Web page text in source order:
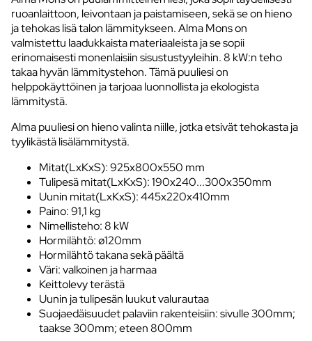
ruoanlaittoon, leivontaan ja paistamiseen, sekä se on hieno
ja tehokas lisä talon lämmitykseen. Alma Mons on
valmistettu laadukkaista materiaaleista ja se sopii
erinomaisesti monenlaisiin sisustustyyleihin. 8 kW:n teho
takaa hyvän lämmitystehon. Tämä puuliesi on
helppokäyttöinen ja tarjoaa luonnollista ja ekologista
lämmitystä.
Alma puuliesi on hieno valinta niille, jotka etsivät tehokasta ja
tyylikästä lisälämmitystä.
Mitat(LxKxS): 925x800x550 mm
Tulipesä mitat(LxKxS): 190x240...300x350mm
Uunin mitat(LxKxS): 445x220x410mm
Paino: 91,1 kg
Nimellisteho: 8 kW
Hormilähtö: ø120mm
Hormilähtö takana sekä päältä
Väri: valkoinen ja harmaa
Keittolevy terästä
Uunin ja tulipesän luukut valurautaa
Suojaedäisuudet palaviin rakenteisiin: sivulle 300mm;
taakse 300mm; eteen 800mm